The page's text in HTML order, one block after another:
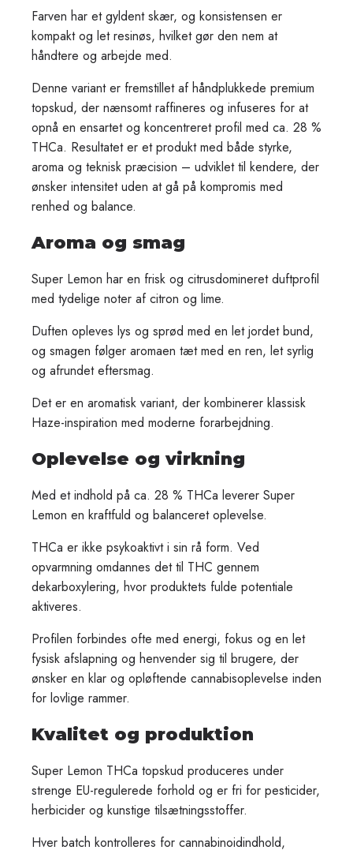
Farven har et gyldent skær, og konsistensen er
kompakt og let resinøs, hvilket gør den nem at
håndtere og arbejde med.
Denne variant er fremstillet af håndplukkede premium
topskud, der nænsomt raffineres og infuseres for at
opnå en ensartet og koncentreret profil med ca. 28 %
THCa. Resultatet er et produkt med både styrke,
aroma og teknisk præcision – udviklet til kendere, der
ønsker intensitet uden at gå på kompromis med
renhed og balance.
Aroma og smag
Super Lemon har en frisk og citrusdomineret duftprofil
med tydelige noter af citron og lime.
Duften opleves lys og sprød med en let jordet bund,
og smagen følger aromaen tæt med en ren, let syrlig
og afrundet eftersmag.
Det er en aromatisk variant, der kombinerer klassisk
Haze-inspiration med moderne forarbejdning.
Oplevelse og virkning
Med et indhold på ca. 28 % THCa leverer Super
Lemon en kraftfuld og balanceret oplevelse.
THCa er ikke psykoaktivt i sin rå form. Ved
opvarmning omdannes det til THC gennem
dekarboxylering, hvor produktets fulde potentiale
aktiveres.
Profilen forbindes ofte med energi, fokus og en let
fysisk afslapning og henvender sig til brugere, der
ønsker en klar og opløftende cannabisoplevelse inden
for lovlige rammer.
Kvalitet og produktion
Super Lemon THCa topskud produceres under
strenge EU-regulerede forhold og er fri for pesticider,
herbicider og kunstige tilsætningsstoffer.
Hver batch kontrolleres for cannabinoidindhold,